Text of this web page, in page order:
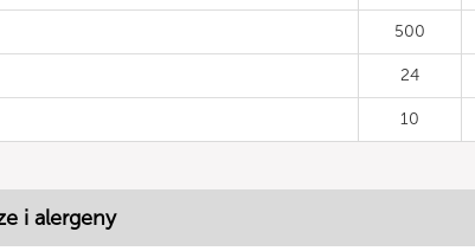
500
24
10
i alergeny